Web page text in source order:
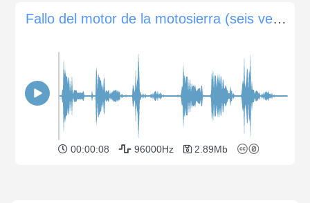
Fallo del motor de la motosierra (seis veces)
00:00:08 96000Hz 2.89Mb